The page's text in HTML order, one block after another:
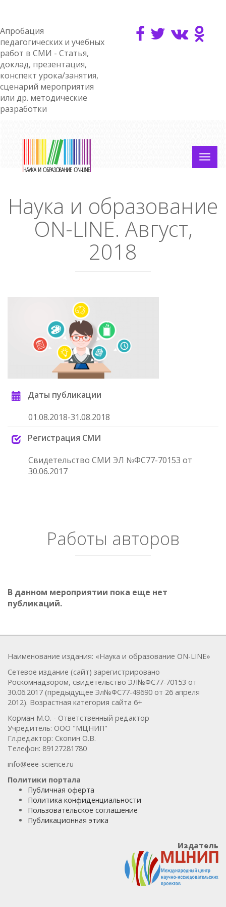
Апробация
педагогических и учебных
работ в СМИ - Статья,
доклад, презентация,
конспект урока/занятия,
сценарий мероприятия
или др. методические
разработки
Наука и образование
ON-LINE. Август,
2018
Даты публикации
01.08.2018-31.08.2018
Регистрация СМИ
Свидетельство СМИ ЭЛ №ФС77-70153 от
30.06.2017
Работы авторов
В данном мероприятии пока еще нет
публикаций.
Наименование издания: «Наука и образование ON-LINE»
Сетевое издание (сайт) зарегистрировано
Роскомнадзором, свидетельство ЭЛ№ФС77-70153 от
30.06.2017 (предыдущее Эл№ФC77-49690 от 26 апреля
2012). Возрастная категория сайта 6+
Корман М.О. - Ответственный редактор
Учредитель: ООО "МЦНИП"
Гл.редактор: Скопин О.В.
Телефон: 89127281780
info@eee-science.ru
Политики портала
Публичная оферта
Политика конфиденциальности
Пользовательское соглашение
Публикационная этика
Издатель